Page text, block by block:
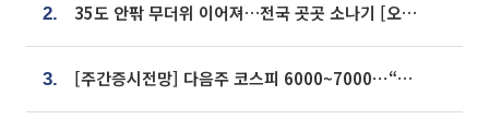
2. 35도 안팎 무더위 이어져…전국 곳곳 소나기 [오늘 날씨]
3. [주간증시전망] 다음주 코스피 6000~7000⋯“外人 수급은 정책이 변수”